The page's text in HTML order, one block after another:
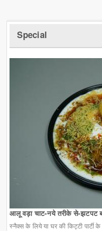
Special
आलू वड़ा चाट-नये तरीके से-झटपट
स्नैक्स के लिये या घर की किट्टी